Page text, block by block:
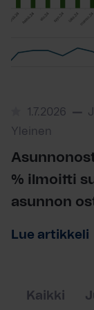
1.7.2026
Yleinen
% ilmoitti
asunnon
Lue artikkeli
Kaikki